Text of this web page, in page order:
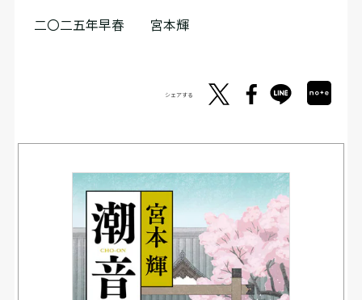
二〇二五年早春 宮本輝
シェアする